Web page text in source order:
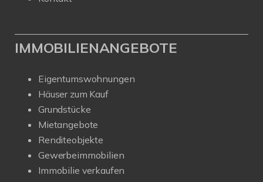
IMMOBILIENANGEBOTE
Eigentumswohnungen
Häuser zum Kauf
Grundstücke
Mietangebote
Renditeobjekte
Gewerbeimmobilien
Immobilie verkaufen